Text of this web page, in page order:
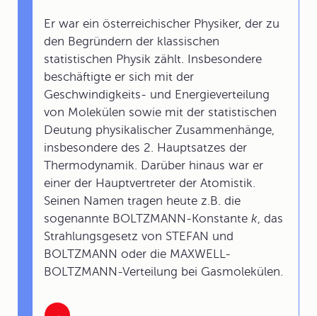
Er war ein österreichischer Physiker, der zu
den Begründern der klassischen
statistischen Physik zählt. Insbesondere
beschäftigte er sich mit der
Geschwindigkeits- und Energieverteilung
von Molekülen sowie mit der statistischen
Deutung physikalischer Zusammenhänge,
insbesondere des 2. Hauptsatzes der
Thermodynamik. Darüber hinaus war er
einer der Hauptvertreter der Atomistik.
Seinen Namen tragen heute z.B. die
sogenannte BOLTZMANN-Konstante k, das
Strahlungsgesetz von STEFAN und
BOLTZMANN oder die MAXWELL-
BOLTZMANN-Verteilung bei Gasmolekülen.